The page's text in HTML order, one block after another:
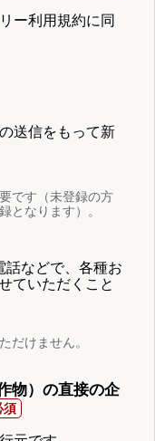
ー利用規約に同
送信をもって新
です（未登録の方
となります）。
話などで、各種お
ていただくこと
だけません。
物）の直接の企